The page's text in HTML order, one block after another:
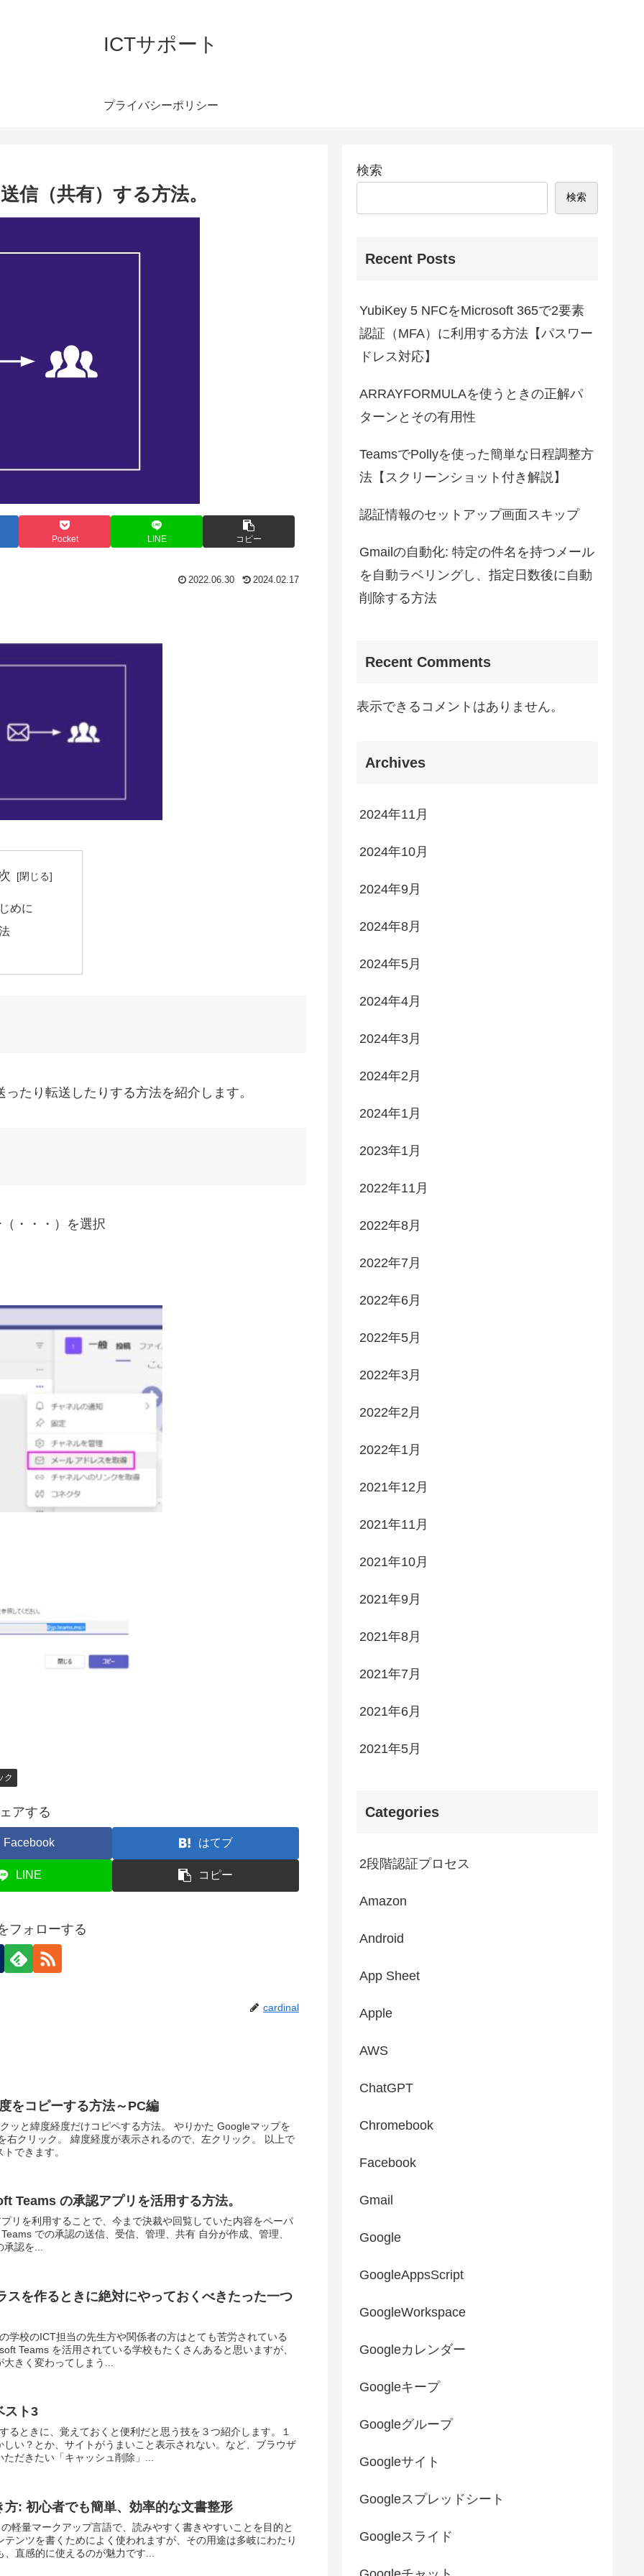
ICTサポート
プライバシーポリシー
信（共有）する方法。
Pocket LINE コピー
2022.06.30 2024.02.17
めに
たり転送したりする方法を紹介します。
・・・）を選択
ク
アする
Facebook はてブ
LINE コピー
フォローする
cardinal
をコピーする方法～PC編
ッと緯度経度だけコピペする方法。 やりかた Googleマップを
右クリック。 緯度経度が表示されるので、左クリック。 以上で
できます。
Teams の承認アプリを活用する方法。
リを利用することで、今まで決裁や回覧していた内容をペーパ
での承認の送信、受信、管理、共有 自分が作成、管理、
承認を...
を作るときに絶対にやっておくべきたった一つ
学校のICT担当の先生方や関係者の方はとても苦労されている
Teams を活用されている学校もたくさんあると思いますが、
きく変わってしまう...
スト3
るときに、覚えておくと便利だと思う技を３つ紹介します。１
い？とか、サイトがうまいこと表示されない。など、ブラウザ
だきたい「キャッシュ削除」...
: 初心者でも簡単、効率的な文書整形
軽量マークアップ言語で、読みやすく書きやすいことを目的と
ンツを書くためによく使われますが、その用途は多岐にわたり
直感的に使えるのが魅力です...
検索
検索
Recent Posts
YubiKey 5 NFCをMicrosoft 365で2要素
認証（MFA）に利用する方法【パスワー
ドレス対応】
ARRAYFORMULAを使うときの正解パ
ターンとその有用性
TeamsでPollyを使った簡単な日程調整方
法【スクリーンショット付き解説】
認証情報のセットアップ画面スキップ
Gmailの自動化: 特定の件名を持つメール
を自動ラベリングし、指定日数後に自動
削除する方法
Recent Comments
表示できるコメントはありません。
Archives
2024年11月
2024年10月
2024年9月
2024年8月
2024年5月
2024年4月
2024年3月
2024年2月
2024年1月
2023年1月
2022年11月
2022年8月
2022年7月
2022年6月
2022年5月
2022年3月
2022年2月
2022年1月
2021年12月
2021年11月
2021年10月
2021年9月
2021年8月
2021年7月
2021年6月
2021年5月
Categories
2段階認証プロセス
Amazon
Android
App Sheet
Apple
AWS
ChatGPT
Chromebook
Facebook
Gmail
Google
GoogleAppsScript
GoogleWorkspace
Googleカレンダー
Googleキープ
Googleグループ
Googleサイト
Googleスプレッドシート
Googleスライド